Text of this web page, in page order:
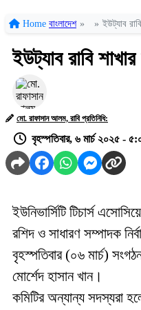
Home বাংলাদেশ » » ইউট্যাব
ইউট্যাব রাবি
মো. রাফাসান আলম, রাবি প্রতিনিধি:
বৃহস্পতিবার, ৬ মার্চ ২০২৫ -
ইউনিভার্সিটি টিচার্স
রশিদ ও সাধারণ সম্পাদক
বৃহস্পতিবার (০৬ মার্চ)
মোর্শেদ হাসান খান।
কমিটির অন্যান্য সদস্যরা